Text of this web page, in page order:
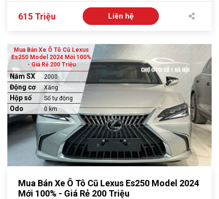
615 Triệu Liên hệ
Mua Bán Xe Ô Tô Cũ Lexus
Es250 Model 2024 Mới 100%
- Giá Rẻ 200 Triệu
Năm SX 2000
Động cơ Xăng
Hộp số Số tự động
Odo 0 km
Mua Bán Xe Ô Tô Cũ Lexus Es250 Model 2024
Mới 100% - Giá Rẻ 200 Triệu